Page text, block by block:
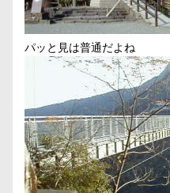
パッと見は普通だよね